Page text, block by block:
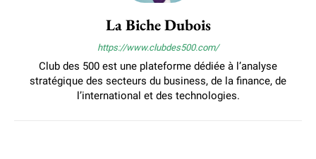
La Biche Dubois
https://www.clubdes500.com/
Club des 500 est une plateforme dédiée à l’analyse
stratégique des secteurs du business, de la finance, de
l’international et des technologies.